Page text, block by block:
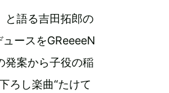
と語る吉田拓郎の
ースをGReeeeN
発案から子役の稲
ろし楽曲“たけて